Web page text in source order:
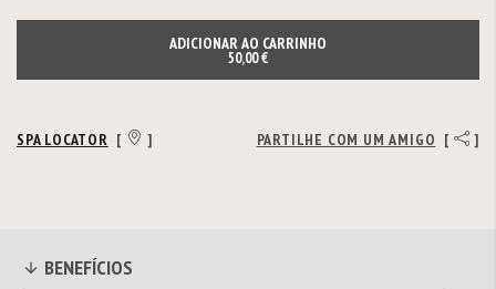
ADICIONAR AO CARRINHO
50,00 €
SPA LOCATOR [ ] PARTILHE COM UM AMIGO [ ]
BENEFÍCIOS